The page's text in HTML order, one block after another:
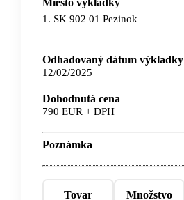
Miesto vykládky
1. SK 902 01 Pezinok
Odhadovaný dátum výkladky
12/02/2025
Dohodnutá cena
790 EUR + DPH
Poznámka
Tovar Množstvo